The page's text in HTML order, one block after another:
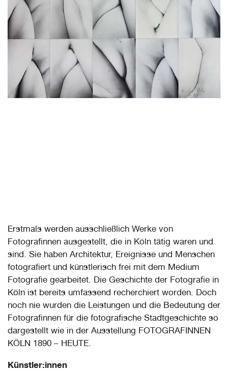
Erstmals werden ausschließlich Werke von
Fotografinnen ausgestellt, die in Köln tätig waren und
sind. Sie haben Architektur, Ereignisse und Menschen
fotografiert und künstlerisch frei mit dem Medium
Fotografie gearbeitet. Die Geschichte der Fotografie in
Köln ist bereits umfassend recherchiert worden. Doch
noch nie wurden die Leistungen und die Bedeutung der
Fotografinnen für die fotografische Stadtgeschichte so
dargestellt wie in der Ausstellung FOTOGRAFINNEN
KÖLN 1890 – HEUTE.
Künstler:innen